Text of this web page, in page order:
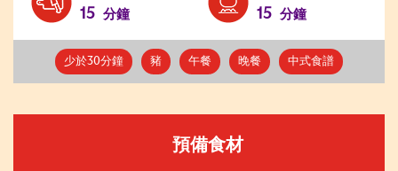
15 分鐘 15 分鐘
少於30分鐘 豬 午餐 晚餐 中式食譜
預備食材